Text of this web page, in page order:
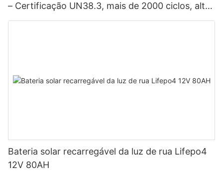
– Certificação UN38.3, mais de 2000 ciclos, alta
potência para veículos elétricos, sistemas
Bateria solar recarregável da luz de rua Lifepo4
12V 80AH